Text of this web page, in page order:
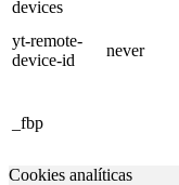
devices
yt-remote-
device-id
never
_fbp
Cookies analíticas